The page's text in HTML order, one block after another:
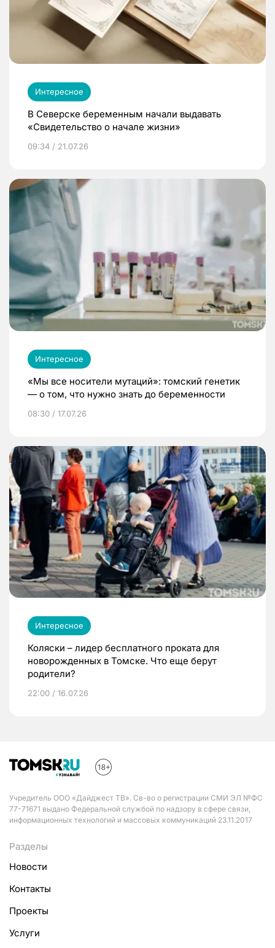
Интересное
В Северске беременным начали выдавать
«Свидетельство о начале жизни»
09:34 / 21.07.26
Интересное
«Мы все носители мутаций»: томский генетик
— о том, что нужно знать до беременности
08:30 / 17.07.26
Интересное
Коляски – лидер бесплатного проката для
новорожденных в Томске. Что еще берут
родители?
22:00 / 16.07.26
Учредитель ООО «Дайджест ТВ». Св-во о регистрации СМИ ЭЛ №ФС
77-71671 выдано Федеральной службой по надзору в сфере связи,
информационных технологий и массовых коммуникаций 23.11.2017
Разделы
Новости
Контакты
Проекты
Услуги